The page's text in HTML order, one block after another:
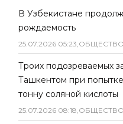
В Узбекистане
рождаемость
25.07.2026 05:23,ОБЩЕСТВО
Троих подозреваемых
Ташкентом при
тонну соляной кислоты
25.07.2026 08:18,ОБЩЕСТВО